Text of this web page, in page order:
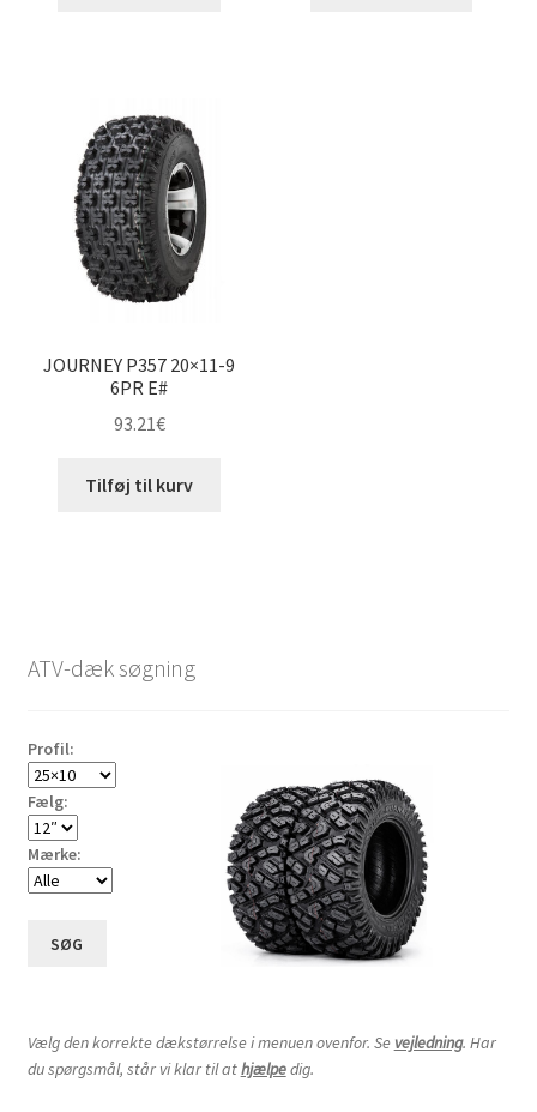
JOURNEY P357 20×11-9
6PR E#
93.21€
Tilføj til kurv
ATV-dæk søgning
Profil:
Fælg:
Mærke:
SØG
Vælg den korrekte dækstørrelse i menuen ovenfor. Se vejledning. Har
du spørgsmål, står vi klar til athjælpedig.